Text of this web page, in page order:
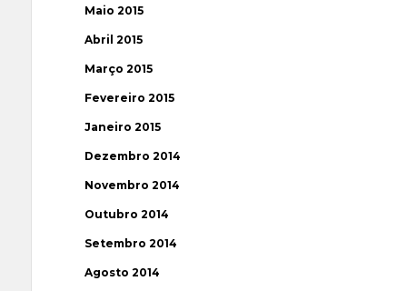
Maio 2015
Abril 2015
Março 2015
Fevereiro 2015
Janeiro 2015
Dezembro 2014
Novembro 2014
Outubro 2014
Setembro 2014
Agosto 2014